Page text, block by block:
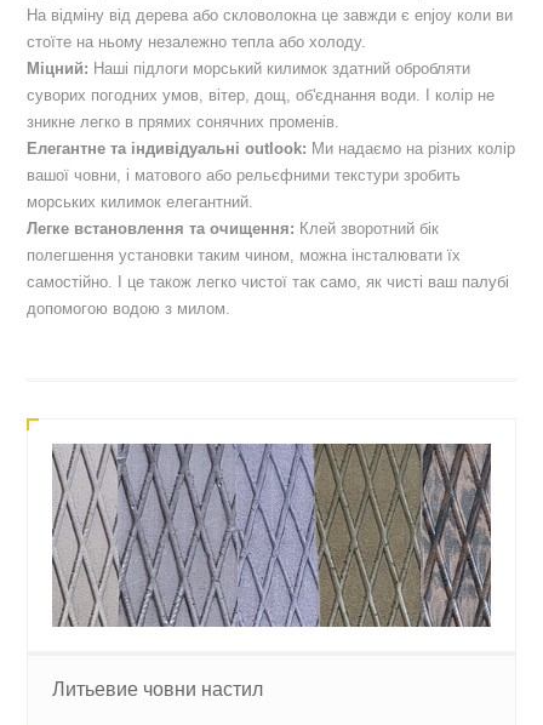
На відміну від дерева або скловолокна це завжди є enjoy коли ви
стоїте на ньому незалежно тепла або холоду.
Міцний: Наші підлоги морський килимок здатний обробляти
суворих погодних умов, вітер, дощ, об'єднання води. І колір не
зникне легко в прямих сонячних променів.
Елегантне та індивідуальні outlook: Ми надаємо на різних колір
вашої човни, і матового або рельєфними текстури зробить
морських килимок елегантний.
Легке встановлення та очищення: Клей зворотний бік
полегшення установки таким чином, можна інсталювати їх
самостійно. І це також легко чистої так само, як чисті ваш палубі
допомогою водою з милом.
Литьевие човни настил